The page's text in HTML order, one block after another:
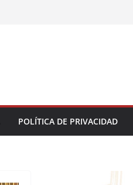
POLÍTICA DE PRIVACIDAD